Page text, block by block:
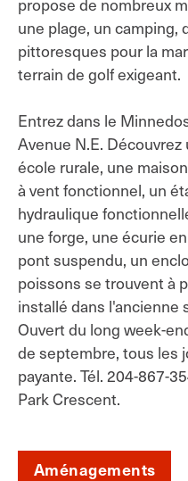
une plage, un
pittoresques pour la
terrain de golf exigeant.
Entrez dans le
Avenue N.E.
école rurale, une
à vent fonctionnel, un
hydraulique
une forge, une écurie
pont suspendu, un
poissons se trouvent à
installé dans
Ouvert du long week-
de septembre, tous les
payante. Tél. 204-867-
Park Crescent.
Aménagements